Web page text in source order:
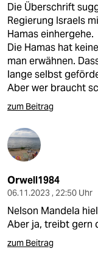
Die Überschrift
Regierung Israels
Hamas einhergehe.
Die Hamas hat
man erwähnen.
lange selbst
Aber wer braucht
zum Beitrag
Orwell1984
06.11.2023 , 22:50 Uhr
Nelson Mandela
Aber ja, treibt gern
zum Beitrag